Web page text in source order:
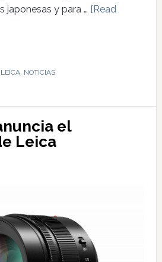
japonesas y para … [Read
LEICA, NOTICIAS
el
Leica